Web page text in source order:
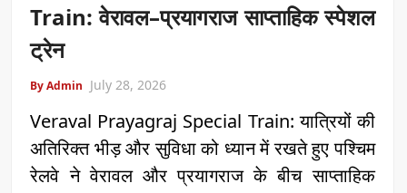
Train: वेरावल–प्रयागराज साप्ताहिक स्पेशल
ट्रेन
By Admin July 28, 2026
Veraval Prayagraj Special Train: यात्रियों की
अतिरिक्त भीड़ और सुविधा को ध्यान में रखते हुए पश्चिम
रेलवे ने वेरावल और प्रयागराज के बीच साप्ताहिक